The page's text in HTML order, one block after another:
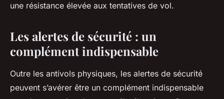
une résistance élevée aux tentatives de vol.
Les alertes de sécurité : un
complément indispensable
Outre les antivols physiques, les alertes de sécurité
peuvent s’avérer être un complément indispensable